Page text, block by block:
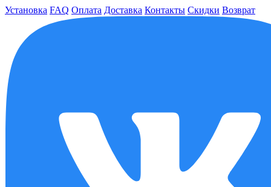
Установка FAQ Оплата Доставка Контакты Скидки Возврат